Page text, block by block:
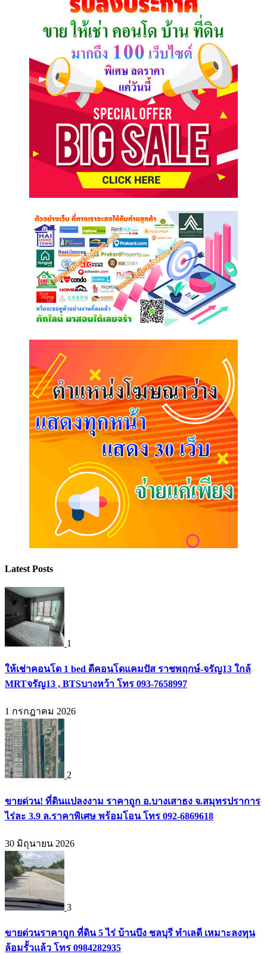
Latest Posts
1
ให้เช่าคอนโด 1 bed ดีคอนโดแคมปัส ราชพฤกษ์-จรัญ13 ใกล้
MRTจรัญ13 , BTSบางหว้า โทร 093-7658997
1 กรกฎาคม 2026
2
ขายด่วน! ที่ดินแปลงงาม ราคาถูก อ.บางเสาธง จ.สมุทรปราการ
ไร่ละ 3.9 ล.ราคาพิเศษ พร้อมโอน โทร 092-6869618
30 มิถุนายน 2026
3
ขายด่วนราคาถูก ที่ดิน 5 ไร่ บ้านบึง ชลบุรี ทำเลดี เหมาะลงทุน
ล้อมรั้วแล้ว โทร 0984282935